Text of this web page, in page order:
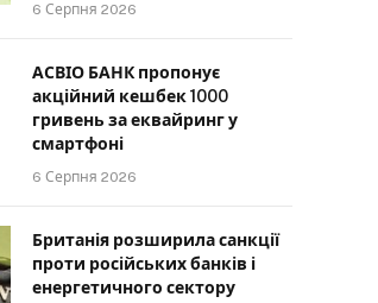
6 Серпня 2026
АСВІО БАНК пропонує
акційний кешбек 1000
гривень за еквайринг у
смартфоні
6 Серпня 2026
Британія розширила санкції
проти російських банків і
енергетичного сектору